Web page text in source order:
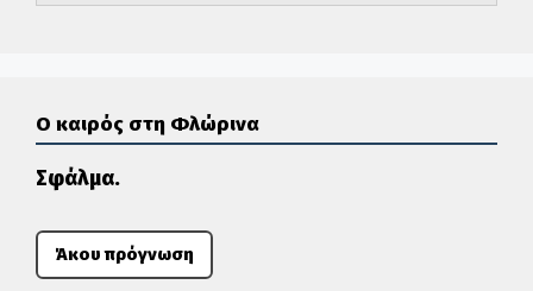
Ο καιρός στη Φλώρινα
Σφάλμα.
Άκου πρόγνωση